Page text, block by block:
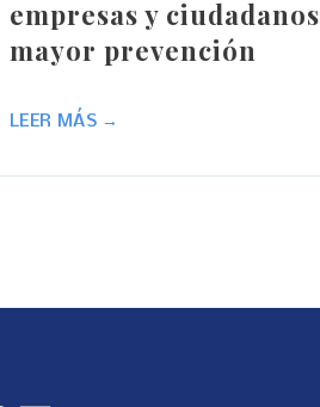
empresas y ciudadanos
mayor prevención
LEER MÁS →